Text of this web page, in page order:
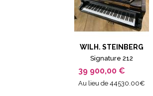
WILH. STEINBERG
Signature 212
39 900,00 €
Au lieu de 44530.00€